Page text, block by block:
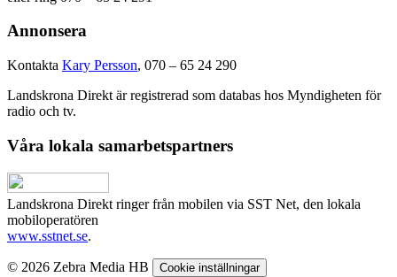
Annonsera
Kontakta Kary Persson, 070 – 65 24 290
Landskrona Direkt är registrerad som databas hos Myndigheten för
radio och tv.
Våra lokala samarbetspartners
Landskrona Direkt ringer från mobilen via SST Net, den lokala
mobiloperatören
www.sstnet.se.
© 2026 Zebra Media HB Cookie inställningar